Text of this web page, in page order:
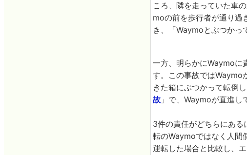
ころ、隣を走っていた車
moの前を歩行者が通り過
き、「Waymoとぶつかっ
一方、明らかにWaymoに
す。この事故ではWaymo
きた箱にぶつかって転倒
故 」で、Waymoが直進し
3件の責任がどちらにあ
転のWaymoではなく人間
運転した場合と比較し、